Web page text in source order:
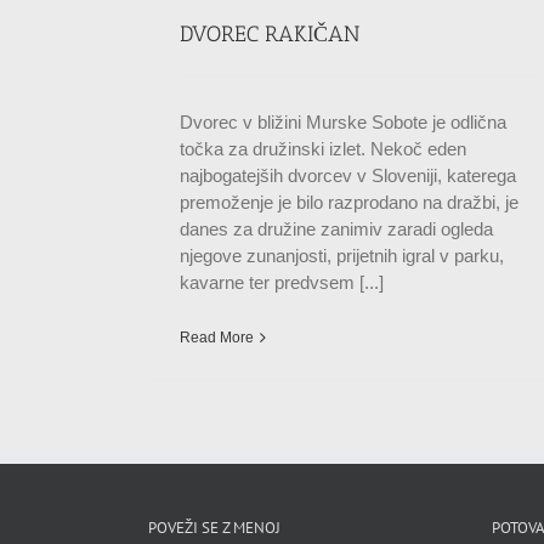
DVOREC RAKIČAN
Dvorec v bližini Murske Sobote je odlična
točka za družinski izlet. Nekoč eden
najbogatejših dvorcev v Sloveniji, katerega
premoženje je bilo razprodano na dražbi, je
danes za družine zanimiv zaradi ogleda
njegove zunanjosti, prijetnih igral v parku,
kavarne ter predvsem [...]
Read More
POVEŽI SE Z MENOJ